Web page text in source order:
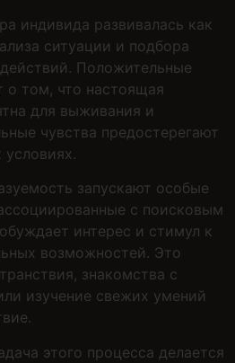
индивида развивалась как
ситуации и подбора
Положительные
о том, что настоящая
для выживания и
чувства предостерегают
запускают особые
с поисковым
интерес и стимул к
возможностей. Это
знакомства с
изучение свежих умений
этого процесса делается